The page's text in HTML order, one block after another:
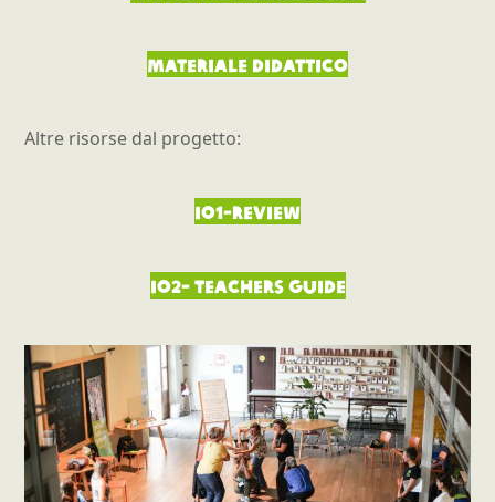
Materiale didattico
Altre risorse dal progetto:
IO1-Review
IO2- Teachers Guide